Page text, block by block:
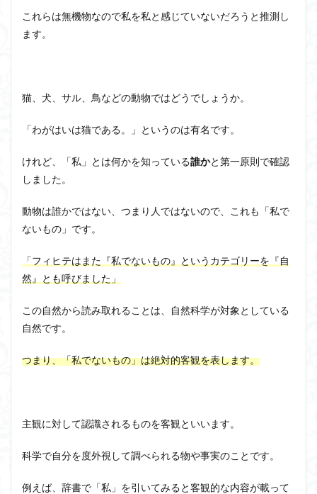
これらは無機物なので私を私と感じていないだろうと推測し
ます。
猫、犬、サル、鳥などの動物ではどうでしょうか。
「わがはいは猫である。」というのは有名です。
けれど、「私」とは何かを知っている誰かと第一原則で確認
しました。
動物は誰かではない、つまり人ではないので、これも「私で
ないもの」です。
「フィヒテはまた『私でないもの』というカテゴリーを『自
然』とも呼びました 」
この自然から読み取れることは、自然科学が対象としている
自然です。
つまり、「私でないもの」は絶対的客観を表します。
主観に対して認識されるものを客観といいます。
科学で自分を度外視して調べられる物や事実のことです。
例えば、辞書で「私」を引いてみると客観的な内容が載って